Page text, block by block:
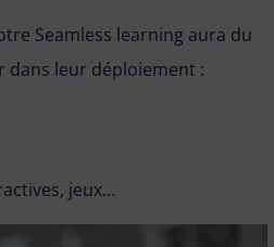
Seamless learning aura du
dans leur déploiement :
jeux…